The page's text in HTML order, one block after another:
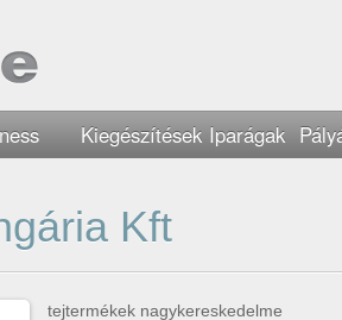
Kiegészítések Iparágak
Kft
tejtermékek nagykereskedelme